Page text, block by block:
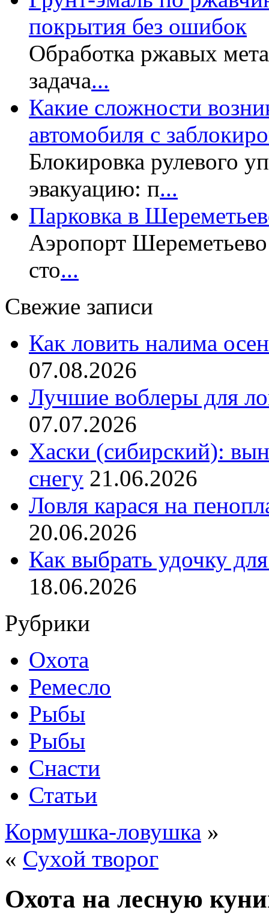
покрытия без ошибок
Обработка ржавых
задача...
Какие сложности
автомобиля с
Блокировка рулевого
эвакуацию: п...
Парковка в
Аэропорт Шереметьево
сто...
Свежие записи
Как ловить налима
07.08.2026
Лучшие воблеры для
07.07.2026
Хаски (сибирский):
снегу 21.06.2026
Ловля карася на
20.06.2026
Как выбрать удочку
18.06.2026
Рубрики
Охота
Ремесло
Рыбы
Рыбы
Снасти
Статьи
Кормушка-ловушка »
« Сухой творог
Охота на лесную